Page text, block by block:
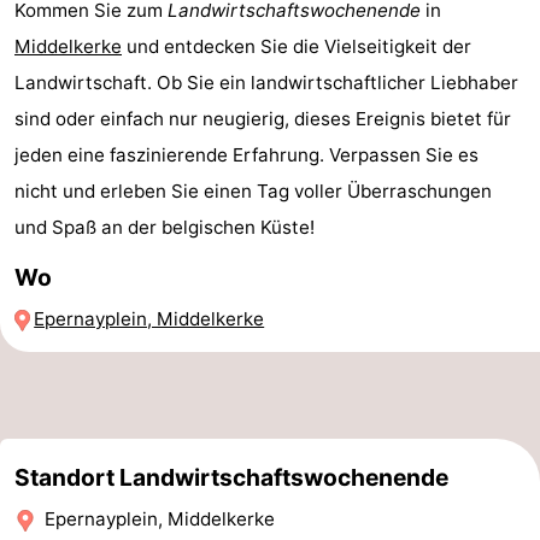
trinken
Praktisch
Forum
Route
-
Küstetram
Medizin
-
Brügge
-
Kommen Sie zum Landwirtschaftswochenende in
Middelkerke und entdecken Sie die Vielseitigkeit der
Landwirtschaft. Ob Sie ein landwirtschaftlicher Liebhaber
sind oder einfach nur neugierig, dieses Ereignis bietet für
jeden eine faszinierende Erfahrung. Verpassen Sie es
nicht und erleben Sie einen Tag voller Überraschungen
und Spaß an der belgischen Küste!
Wo
Epernayplein, Middelkerke
Standort Landwirtschaftswochenende
Epernayplein, Middelkerke